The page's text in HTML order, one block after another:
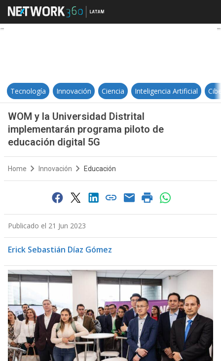
WOM y la Universidad Distrital
Tecnología Innovación Ciencia Inteligencia Artificial
WOM y la Universidad Distrital
implementarán programa piloto de
educación digital 5G
Home Innovación Educación
Publicado el 21 Jun 2023
Erick Sebastián Díaz Gómez